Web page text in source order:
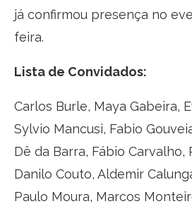
já confirmou presença no
feira.
Lista de Convidados:
Carlos Burle, Maya Gabeira,
Sylvio Mancusi, Fabio
Dê da Barra, Fábio Carvalho,
Danilo Couto, Aldemir
Paulo Moura, Marcos